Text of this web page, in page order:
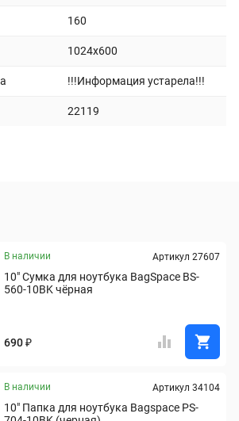
160
1024x600
!!!Информация устарела!!!
22119
В наличии Артикул 27607
10" Сумка для ноутбука BagSpace BS-
560-10BK чёрная
690 ₽
В наличии Артикул 34104
10" Папка для ноутбука Bagspace PS-